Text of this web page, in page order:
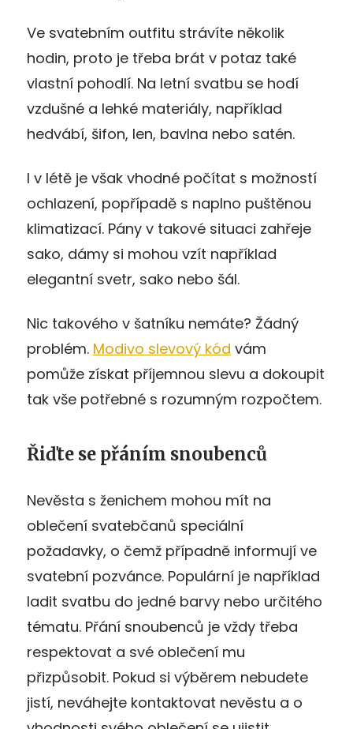
Ve svatebním outfitu strávíte několik
hodin, proto je třeba brát v potaz také
vlastní pohodlí. Na letní svatbu se hodí
vzdušné a lehké materiály, například
hedvábí, šifon, len, bavlna nebo satén.
I v létě je však vhodné počítat s možností
ochlazení, popřípadě s naplno puštěnou
klimatizací. Pány v takové situaci zahřeje
sako, dámy si mohou vzít například
elegantní svetr, sako nebo šál.
Nic takového v šatníku nemáte? Žádný
problém. Modivo slevový kód vám
pomůže získat příjemnou slevu a dokoupit
tak vše potřebné s rozumným rozpočtem.
Řiďte se přáním snoubenců
Nevěsta s ženichem mohou mít na
oblečení svatebčanů speciální
požadavky, o čemž případně informují ve
svatební pozvánce. Populární je například
ladit svatbu do jedné barvy nebo určitého
tématu. Přání snoubenců je vždy třeba
respektovat a své oblečení mu
přizpůsobit. Pokud si výběrem nebudete
jistí, neváhejte kontaktovat nevěstu a o